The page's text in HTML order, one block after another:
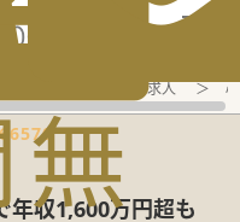
無
東京都 医師求人
年収1,600万円超も